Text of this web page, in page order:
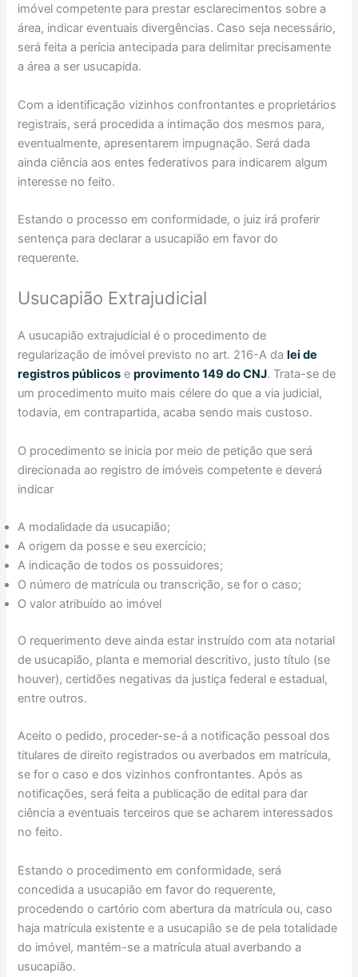
imóvel competente para prestar esclarecimentos sobre a
área, indicar eventuais divergências. Caso seja necessário,
será feita a perícia antecipada para delimitar precisamente
a área a ser usucapida.
Com a identificação vizinhos confrontantes e proprietários
registrais, será procedida a intimação dos mesmos para,
eventualmente, apresentarem impugnação. Será dada
ainda ciência aos entes federativos para indicarem algum
interesse no feito.
Estando o processo em conformidade, o juiz irá proferir
sentença para declarar a usucapião em favor do
requerente.
Usucapião Extrajudicial
A usucapião extrajudicial é o procedimento de
regularização de imóvel previsto no art. 216-A dalei de
registros públicos eprovimento 149 do CNJ. Trata-se de
um procedimento muito mais célere do que a via judicial,
todavia, em contrapartida, acaba sendo mais custoso.
O procedimento se inicia por meio de petição que será
direcionada ao registro de imóveis competente e deverá
indicar
A modalidade da usucapião;
A origem da posse e seu exercício;
A indicação de todos os possuidores;
O número de matrícula ou transcrição, se for o caso;
O valor atribuído ao imóvel
O requerimento deve ainda estar instruído com ata notarial
de usucapião, planta e memorial descritivo, justo título (se
houver), certidões negativas da justiça federal e estadual,
entre outros.
Aceito o pedido, proceder-se-á a notificação pessoal dos
titulares de direito registrados ou averbados em matrícula,
se for o caso e dos vizinhos confrontantes. Após as
notificações, será feita a publicação de edital para dar
ciência a eventuais terceiros que se acharem interessados
no feito.
Estando o procedimento em conformidade, será
concedida a usucapião em favor do requerente,
procedendo o cartório com abertura da matrícula ou, caso
haja matrícula existente e a usucapião se de pela totalidade
do imóvel, mantém-se a matrícula atual averbando a
usucapião.